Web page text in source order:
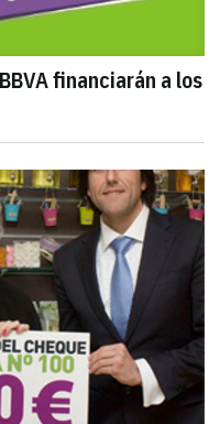
financiarán a los